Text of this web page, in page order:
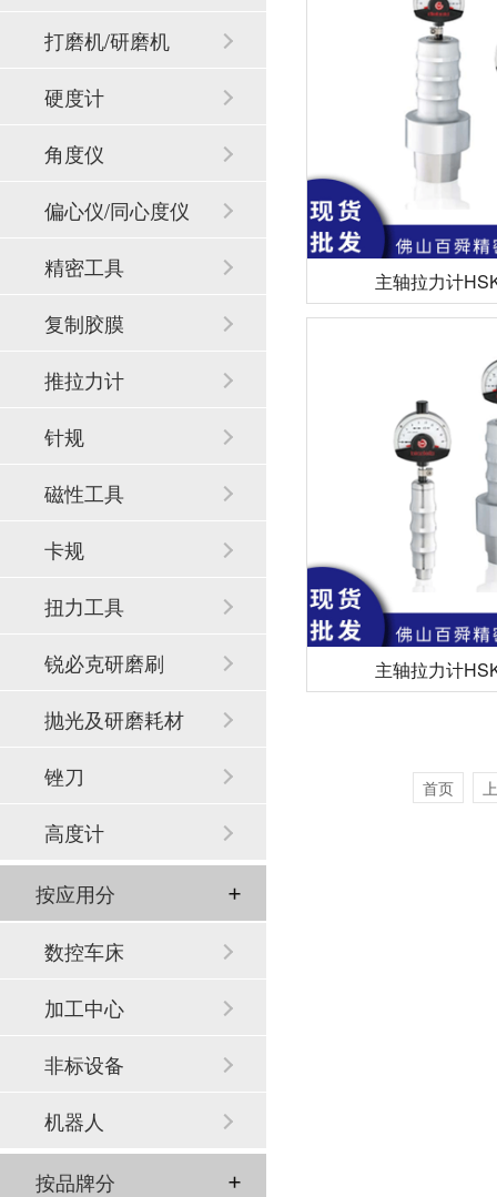
主轴拉力计
主轴拉力计
首页
系统
打磨机/研磨机
硬度计
角度仪
偏心仪/同心度仪
精密工具
复制胶膜
推拉力计
针规
磁性工具
卡规
扭力工具
锐必克研磨刷
抛光及研磨耗材
锉刀
高度计
按应用分
数控车床
加工中心
非标设备
机器人
按品牌分